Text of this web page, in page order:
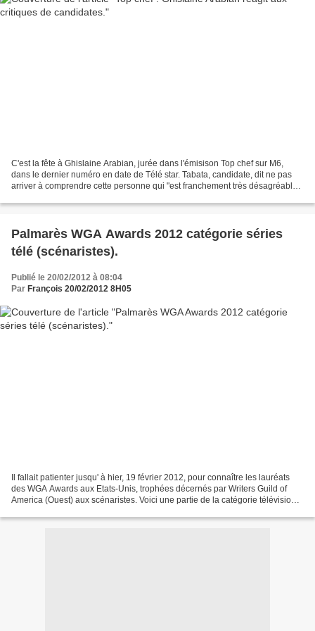
C'est la fête à Ghislaine Arabian, jurée dans l'émisison Top chef sur M6,
dans le dernier numéro en date de Télé star. Tabata, candidate, dit ne pas
arriver à comprendre cette personne qui "est franchement très désagréable,
Palmarès WGA Awards 2012 catégorie séries
télé (scénaristes).
Publié le 20/02/2012 à 08:04
Par François 20/02/2012 8H05
Il fallait patienter jusqu' à hier, 19 février 2012, pour connaître les lauréats
des WGA Awards aux Etats-Unis, trophées décernés par Writers Guild of
America (Ouest) aux scénaristes. Voici une partie de la catégorie télévision